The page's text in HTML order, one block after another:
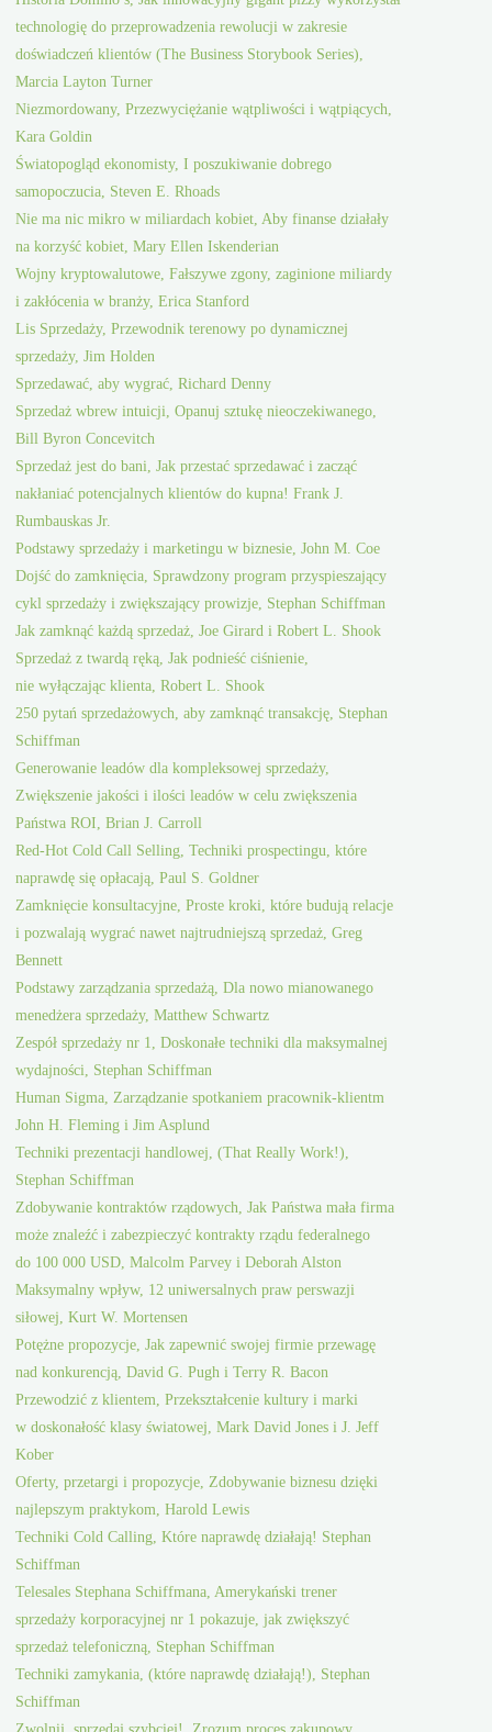
technologię do przeprowadzenia rewolucji w zakresie
doświadczeń klientów (The Business Storybook Series),
Marcia Layton Turner
Niezmordowany, Przezwyciężanie wątpliwości i wątpiących,
Kara Goldin
Światopogląd ekonomisty, I poszukiwanie dobrego
samopoczucia, Steven E. Rhoads
Nie ma nic mikro w miliardach kobiet, Aby finanse działały
na korzyść kobiet, Mary Ellen Iskenderian
Wojny kryptowalutowe, Fałszywe zgony, zaginione miliardy
i zakłócenia w branży, Erica Stanford
Lis Sprzedaży, Przewodnik terenowy po dynamicznej
sprzedaży, Jim Holden
Sprzedawać, aby wygrać, Richard Denny
Sprzedaż wbrew intuicji, Opanuj sztukę nieoczekiwanego,
Bill Byron Concevitch
Sprzedaż jest do bani, Jak przestać sprzedawać i zacząć
nakłaniać potencjalnych klientów do kupna! Frank J.
Rumbauskas Jr.
Podstawy sprzedaży i marketingu w biznesie, John M. Coe
Dojść do zamknięcia, Sprawdzony program przyspieszający
cykl sprzedaży i zwiększający prowizje, Stephan Schiffman
Jak zamknąć każdą sprzedaż, Joe Girard i Robert L. Shook
Sprzedaż z twardą ręką, Jak podnieść ciśnienie,
nie wyłączając klienta, Robert L. Shook
250 pytań sprzedażowych, aby zamknąć transakcję, Stephan
Schiffman
Generowanie leadów dla kompleksowej sprzedaży,
Zwiększenie jakości i ilości leadów w celu zwiększenia
Państwa ROI, Brian J. Carroll
Red-Hot Cold Call Selling, Techniki prospectingu, które
naprawdę się opłacają, Paul S. Goldner
Zamknięcie konsultacyjne, Proste kroki, które budują relacje
i pozwalają wygrać nawet najtrudniejszą sprzedaż, Greg
Bennett
Podstawy zarządzania sprzedażą, Dla nowo mianowanego
menedżera sprzedaży, Matthew Schwartz
Zespół sprzedaży nr 1, Doskonałe techniki dla maksymalnej
wydajności, Stephan Schiffman
Human Sigma, Zarządzanie spotkaniem pracownik-klientm
John H. Fleming i Jim Asplund
Techniki prezentacji handlowej, (That Really Work!),
Stephan Schiffman
Zdobywanie kontraktów rządowych, Jak Państwa mała firma
może znaleźć i zabezpieczyć kontrakty rządu federalnego
do 100 000 USD, Malcolm Parvey i Deborah Alston
Maksymalny wpływ, 12 uniwersalnych praw perswazji
siłowej, Kurt W. Mortensen
Potężne propozycje, Jak zapewnić swojej firmie przewagę
nad konkurencją, David G. Pugh i Terry R. Bacon
Przewodzić z klientem, Przekształcenie kultury i marki
w doskonałość klasy światowej, Mark David Jones i J. Jeff
Kober
Oferty, przetargi i propozycje, Zdobywanie biznesu dzięki
najlepszym praktykom, Harold Lewis
Techniki Cold Calling, Które naprawdę działają! Stephan
Schiffman
Telesales Stephana Schiffmana, Amerykański trener
sprzedaży korporacyjnej nr 1 pokazuje, jak zwiększyć
sprzedaż telefoniczną, Stephan Schiffman
Techniki zamykania, (które naprawdę działają!), Stephan
Schiffman
Zwolnij, sprzedaj szybciej!, Zrozum proces zakupowy